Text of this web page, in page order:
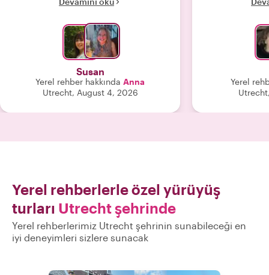
olmasaydı müzeden bu kadar keyif
bilgili biri. Kesinlikle tavsiye ederim!"
Susan
Yerel rehber hakkında Anna
Utrecht, August 4, 2026
Yerel
Yerel rehberlerle özel yürüyüş
turları Utrecht şehrinde
Yerel rehberlerimiz Utrecht şehrinin sunabileceği en
iyi deneyimleri sizlere sunacak